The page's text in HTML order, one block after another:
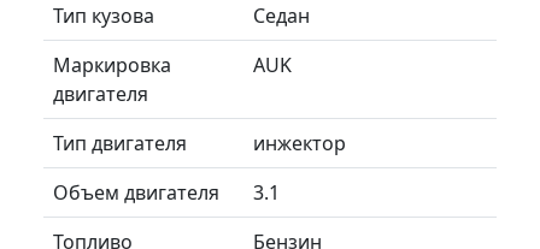
Тип кузова
Седан
Маркировка
двигателя
AUK
Тип двигателя
инжектор
Объем двигателя
3.1
Топливо
Бензин